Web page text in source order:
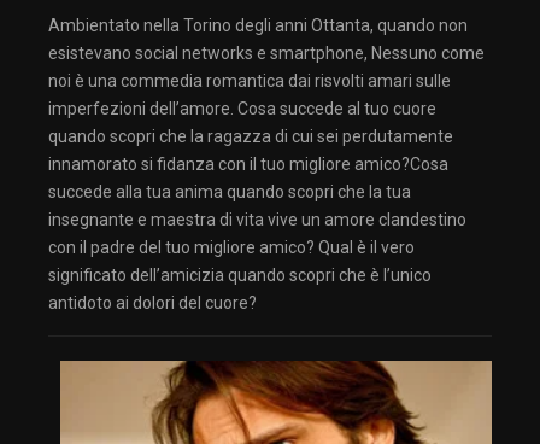
Ambientato nella Torino degli anni Ottanta, quando non
esistevano social networks e smartphone, Nessuno come
noi è una commedia romantica dai risvolti amari sulle
imperfezioni dell’amore. Cosa succede al tuo cuore
quando scopri che la ragazza di cui sei perdutamente
innamorato si fidanza con il tuo migliore amico?Cosa
succede alla tua anima quando scopri che la tua
insegnante e maestra di vita vive un amore clandestino
con il padre del tuo migliore amico? Qual è il vero
significato dell’amicizia quando scopri che è l’unico
antidoto ai dolori del cuore?